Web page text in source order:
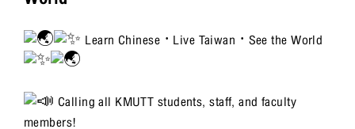
Learn Chinese · Live Taiwan · See the World
Calling all KMUTT students, staff, and faculty
members!